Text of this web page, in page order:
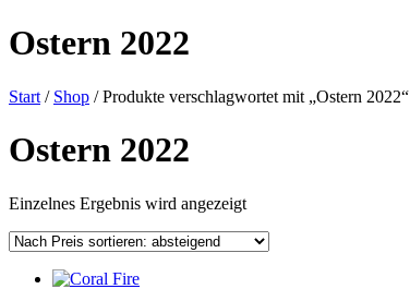
Ostern 2022
Start / Shop / Produkte verschlagwortet mit „Ostern 2022“
Ostern 2022
Einzelnes Ergebnis wird angezeigt